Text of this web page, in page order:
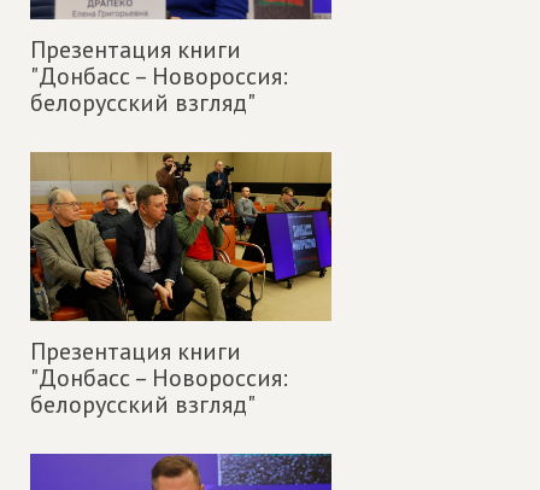
Презентация книги
"Донбасс – Новороссия:
белорусский взгляд"
Презентация книги
"Донбасс – Новороссия:
белорусский взгляд"